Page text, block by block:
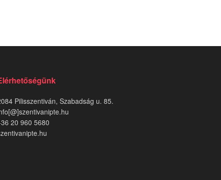
Pilisszentiván, Szabadság u. 85.
20 960 5680